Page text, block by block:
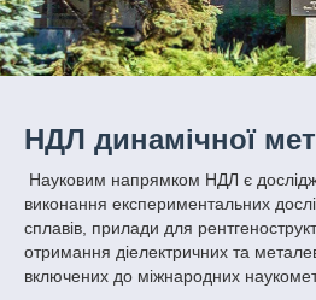
НДЛ динамічної
Науковим напрямком НДЛ є
виконання експериментальних
сплавів, прилади для
отримання діелектричних та
включених до міжнародних